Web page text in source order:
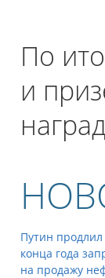
По
и
Путин продлил
конца года
на продажу